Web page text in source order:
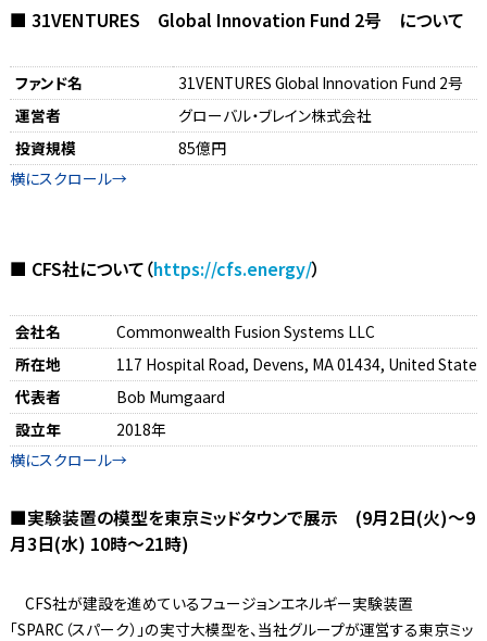
■ 31VENTURES Global Innovation Fund 2号 について
ファンド名
31VENTURES Global Innovation Fund 2号
運営者
グローバル・ブレイン株式会社
投資規模
85億円
■ CFS社について（https://cfs.energy/）
会社名
Commonwealth Fusion Systems LLC
所在地
117 Hospital Road, Devens, MA 01434, United States
代表者
Bob Mumgaard
設立年
2018年
■実験装置の模型を東京ミッドタウンで展示 (9月2日(火)～9
月3日(水) 10時～21時)
CFS社が建設を進めているフュージョンエネルギー実験装置
「SPARC（スパーク）」の実寸大模型を、当社グループが運営する東京ミッ